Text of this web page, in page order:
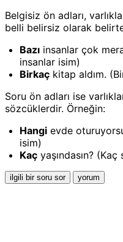
Belgisiz ön adları,
belli belirsiz olarak
Bazı insanlar çok
insanlar isim)
Birkaç kitap aldım.
Soru ön adları ise
sözcüklerdir. Örneğin:
Hangi evde
isim)
Kaç yaşındasın?